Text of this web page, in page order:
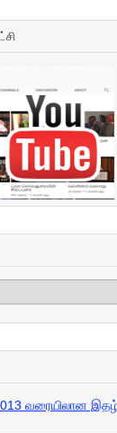
வரையிலான